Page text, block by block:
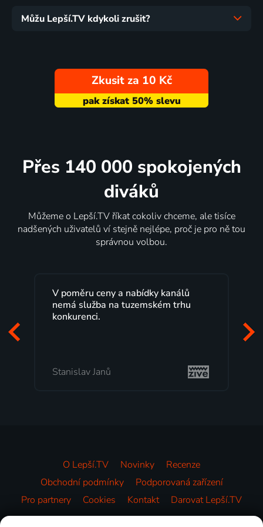
Můžu Lepší.TV kdykoli zrušit?
Zkusit za 10 Kč
Přes 140 000 spokojených
diváků
Můžeme o Lepší.TV říkat cokoliv chceme, ale tisíce
nadšených uživatelů ví stejně nejlépe, proč je pro ně tou
správnou volbou.
V poměru ceny a nabídky kanálů
nemá služba na tuzemském trhu
konkurenci.
Stanislav Janů
O Lepší.TV Novinky
Recenze
Obchodní podmínky
Podporovaná zařízení
Pro partnery
Cookies Kontakt Darovat Lepší.TV